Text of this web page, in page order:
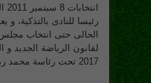
رئيسا للنادى بالتذكية،
الحالى حتى انتخاب مجلس
لقانون الرياضة الجديد
2017 تحت رئاسة محمد رمضان ومجلسه.